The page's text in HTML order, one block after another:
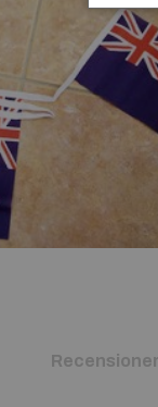
Recensioner